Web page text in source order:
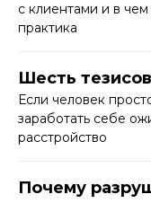
с клиентами и в
практика
Шесть
Если человек
заработать себе
расстройство
Почему